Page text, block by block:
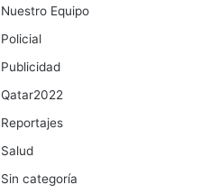
Nuestro Equipo
Policial
Publicidad
Qatar2022
Reportajes
Salud
Sin categoría